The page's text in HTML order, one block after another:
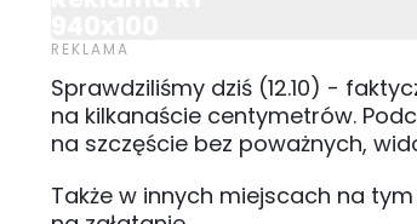
Sprawdziliśmy dziś (12.10) -
na kilkanaście centymetrów.
na szczęście bez poważnych,
Także w innych miejscach na